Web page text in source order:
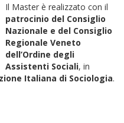
Il Master è realizzato con il
patrocinio del Consiglio
Nazionale e del Consiglio
Regionale Veneto
dell’Ordine degli
Assistenti Sociali, in
Italiana di Sociologia.